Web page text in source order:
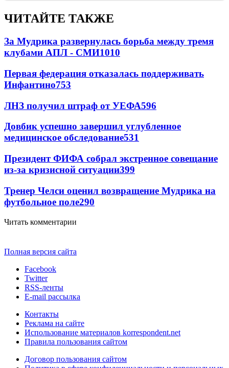
ЧИТАЙТЕ ТАКЖЕ
За Мудрика развернулась борьба между тремя
клубами АПЛ - СМИ1010
Первая федерация отказалась поддерживать
Инфантино753
ЛНЗ получил штраф от УЕФА596
Довбик успешно завершил углубленное
медицинское обследование531
Президент ФИФА собрал экстренное совещание
из-за кризисной ситуации399
Тренер Челси оценил возвращение Мудрика на
футбольное поле290
Читать комментарии
Полная версия сайта
Facebook
Twitter
RSS-ленты
E-mail рассылка
Контакты
Реклама на сайте
Использование материалов korrespondent.net
Правила пользования сайтом
Договор пользования сайтом